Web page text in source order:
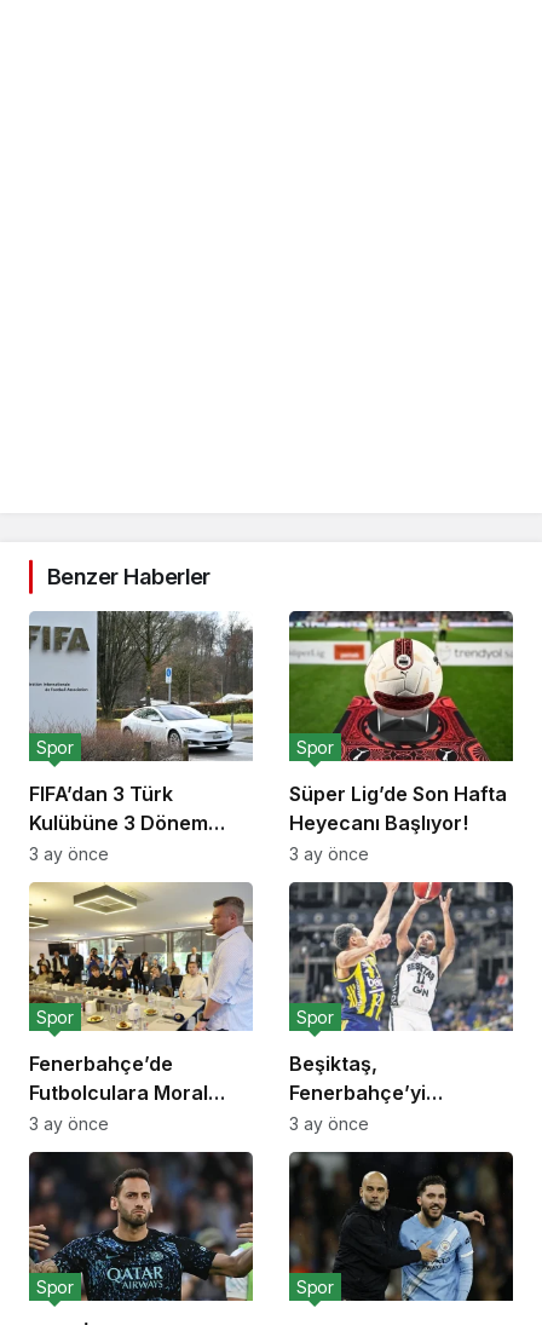
Benzer Haberler
FIFA’dan 3 Türk
Kulübüne 3 Dönem
Transfer Yasağı!
Spor
3 ay önce
Süper Lig’de Son Hafta
Heyecanı Başlıyor!
Spor
3 ay önce
Fenerbahçe’de
Futbolculara Moral
Yemeği!
Spor
3 ay önce
Beşiktaş,
Fenerbahçe’yi
Deplasmanda Yendi!
Spor
3 ay önce
Spor Spor